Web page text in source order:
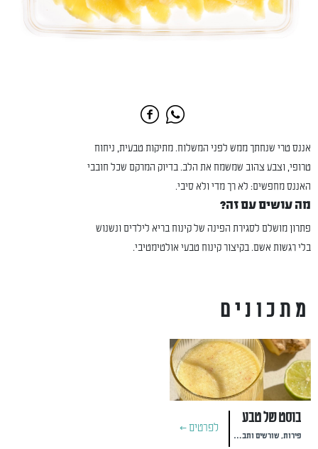
אננס טרי שנחתך ממש לפני המשלוח. מתיקות טבעית, ניחוח
טרופי, וצבע צהוב שמשמח את הלב. בדיוק המרקם שכל חובבי
האננס מחפשים: לא רך מדי ולא סיבי.
מה עושים עם זה?
פתרון מושלם לסגירת הפינה של קינוח בריא לילדים ונשנוש
בלי רגשות אשם. בקיצור קינוח טבעי אולטימטיבי.
מתכונים
בוסט של טבע
פירות, שורשים ותבלינים במשקה חיזוק חורפי
לפרטים >